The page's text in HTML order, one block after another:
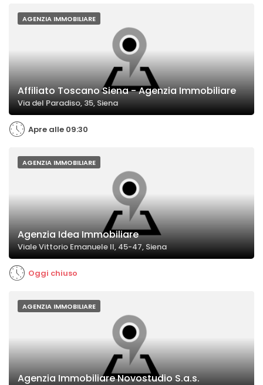
AGENZIA IMMOBILIARE
Affiliato Toscano Siena - Agenzia Immobiliare
Via del Paradiso, 35, Siena
Apre alle 09:30
AGENZIA IMMOBILIARE
Agenzia Idea Immobiliare
Viale Vittorio Emanuele II, 45-47, Siena
Oggi chiuso
AGENZIA IMMOBILIARE
Agenzia Immobiliare Novostudio S.a.s.